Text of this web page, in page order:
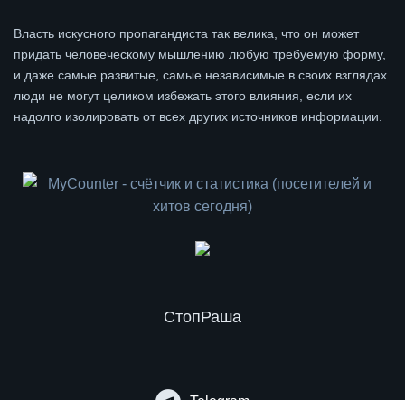
Власть искусного пропагандиста так велика, что он может
придать человеческому мышлению любую требуемую форму,
и даже самые развитые, самые независимые в своих взглядах
люди не могут целиком избежать этого влияния, если их
надолго изолировать от всех других источников информации.
СтопРаша